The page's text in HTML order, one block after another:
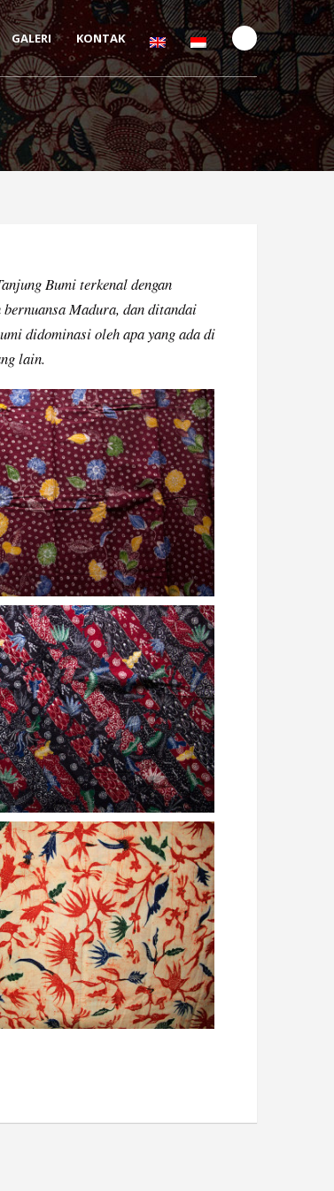
GALERI KONTAK
Bumi terkenal dengan
Madura, dan ditandai
didominasi oleh apa yang ada di
lain.